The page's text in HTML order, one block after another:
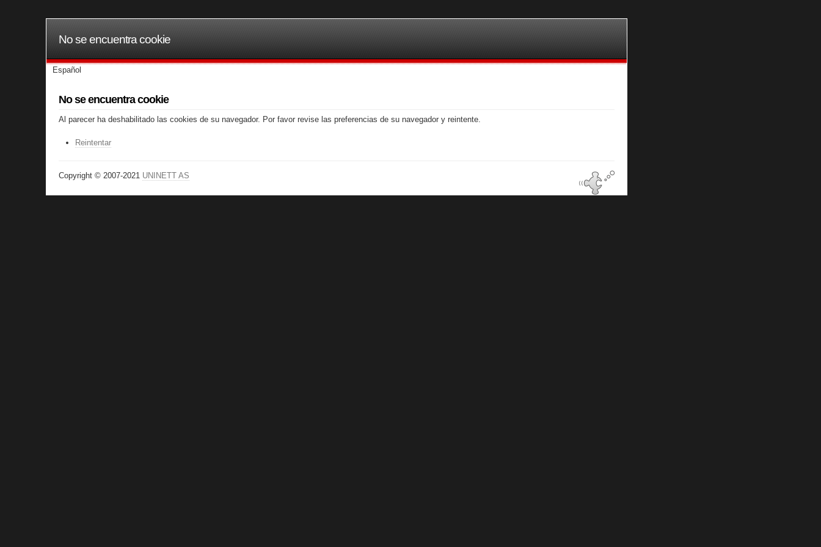
No se encuentra cookie
Español
No se encuentra cookie
Al parecer ha deshabilitado las cookies de su navegador. Por favor revise las preferencias de su navegador y reintente.
Reintentar
Copyright © 2007-2021 UNINETT AS